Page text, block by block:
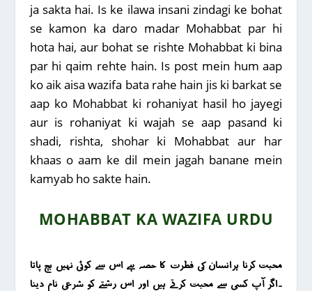
ja sakta hai. Is ke ilawa insani zindagi ke bohat
se kamon ka daro madar Mohabbat par hi
hota hai, aur bohat se rishte Mohabbat ki bina
par hi qaim rehte hain. Is post mein hum aap
ko aik aisa wazifa bata rahe hain jis ki barkat se
aap ko Mohabbat ki rohaniyat hasil ho jayegi
aur is rohaniyat ki wajah se aap pasand ki
shadi, rishta, shohar ki Mohabbat aur har
khaas o aam ke dil mein jagah banane mein
kamyab ho sakte hain.
MOHABBAT KA WAZIFA URDU
محبت کرنا ہرانسان کی فطرت کا حصہ ہے اس سے کوئی نہیں بچ پاتا
۔اگر آپ کسی سے محبت کرتے ہیں اور اس رشتے کو شرعی نام دینا